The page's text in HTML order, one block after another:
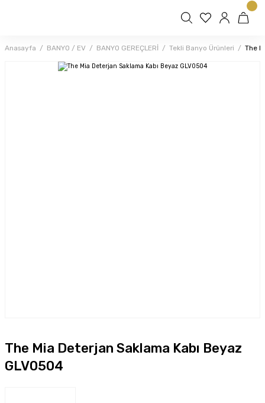
Anasayfa BANYO / EV BANYO GEREÇLERİ Tekli Banyo Ürünleri The
The Mia Deterjan Saklama Kabı Beyaz
GLV0504